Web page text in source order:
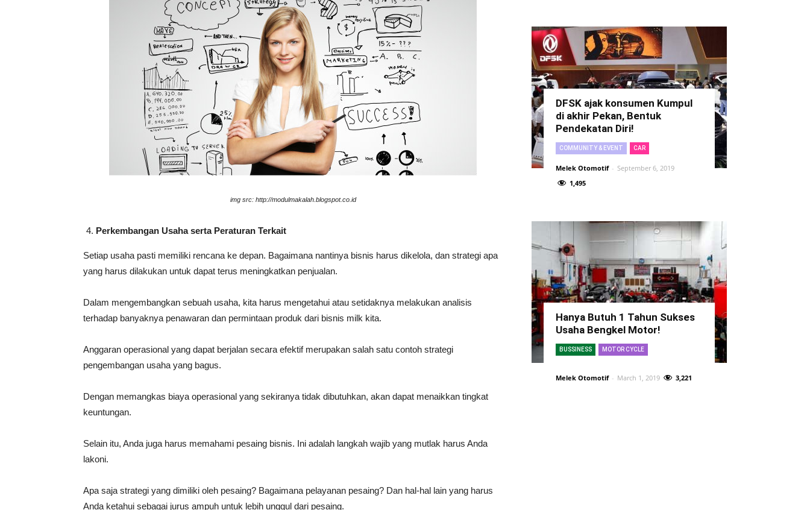
img src: http://modulmakalah.blogspot.co.id
Perkembangan Usaha serta Peraturan Terkait
Setiap usaha pasti memiliki rencana ke depan. Bagaimana nantinya bisnis harus dikelola, dan strategi apa
yang harus dilakukan untuk dapat terus meningkatkan penjualan.
Dalam mengembangkan sebuah usaha, kita harus mengetahui atau setidaknya melakukan analisis
terhadap banyaknya penawaran dan permintaan produk dari bisnis milk kita.
Anggaran operasional yang dapat berjalan secara efektif merupakan salah satu contoh strategi
pengembangan usaha yang bagus.
Dengan memangkas biaya operasional yang sekiranya tidak dibutuhkan, akan dapat menaikkan tingkat
keuntungan.
Selain itu, Anda juga harus memahami pesaing bisnis. Ini adalah langkah wajib yang mutlak harus Anda
lakoni.
Apa saja strategi yang dimiliki oleh pesaing? Bagaimana pelayanan pesaing? Dan hal-hal lain yang harus
Anda ketahui sebagai jurus ampuh untuk lebih unggul dari pesaing.
DFSK ajak konsumen Kumpul
di akhir Pekan, Bentuk
Pendekatan Diri!
COMMUNITY & EVENT CAR
Melek Otomotif - September 6, 2019
1,495
Hanya Butuh 1 Tahun Sukses
Usaha Bengkel Motor!
BUSSINESS MOTOR CYCLE
Melek Otomotif - March 1, 2019 3,221